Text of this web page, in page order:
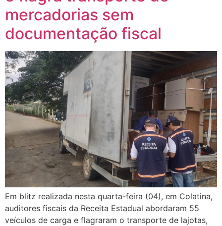
mercadorias sem
documentação fiscal
Em blitz realizada nesta quarta-feira (04), em Colatina,
auditores fiscais da Receita Estadual abordaram 55
veículos de carga e flagraram o transporte de lajotas,